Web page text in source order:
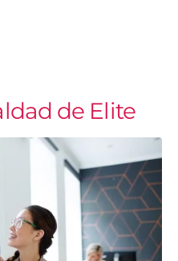
de Elite